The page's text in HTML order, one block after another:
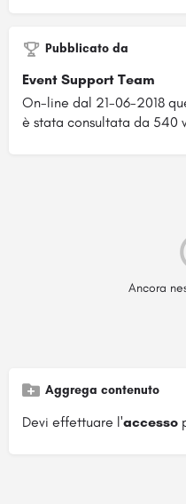
Pubblicato da
Event Support Team
On-line dal 21-06-2018
è stata consultata da 540
Ancora
Aggrega contenuto
Devi effettuare l'accesso